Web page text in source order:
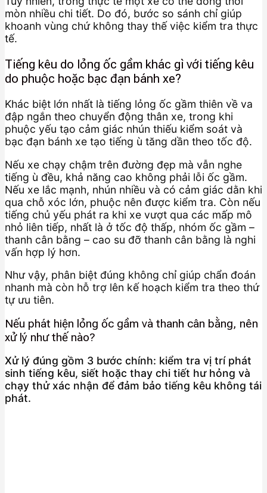
mòn nhiều chi tiết. Do đó, bước so sánh chỉ giúp
khoanh vùng chứ không thay thế việc kiểm tra thực
tế.
Tiếng kêu do lỏng ốc gầm khác gì với tiếng kêu
do phuộc hoặc bạc đạn bánh xe?
Khác biệt lớn nhất là tiếng lỏng ốc gầm thiên về va
đập ngắn theo chuyển động thân xe, trong khi
phuộc yếu tạo cảm giác nhún thiếu kiểm soát và
bạc đạn bánh xe tạo tiếng ù tăng dần theo tốc độ.
Nếu xe chạy chậm trên đường đẹp mà vẫn nghe
tiếng ù đều, khả năng cao không phải lỗi ốc gầm.
Nếu xe lắc mạnh, nhún nhiều và có cảm giác dằn khi
qua chỗ xóc lớn, phuộc nên được kiểm tra. Còn nếu
tiếng chủ yếu phát ra khi xe vượt qua các mấp mô
nhỏ liên tiếp, nhất là ở tốc độ thấp, nhóm ốc gầm –
thanh cân bằng – cao su đỡ thanh cân bằng là nghi
vấn hợp lý hơn.
Như vậy, phân biệt đúng không chỉ giúp chẩn đoán
nhanh mà còn hỗ trợ lên kế hoạch kiểm tra theo thứ
tự ưu tiên.
Nếu phát hiện lỏng ốc gầm và thanh cân bằng, nên
xử lý như thế nào?
Xử lý đúng gồm 3 bước chính: kiểm tra vị trí phát
sinh tiếng kêu, siết hoặc thay chi tiết hư hỏng và
chạy thử xác nhận để đảm bảo tiếng kêu không tái
phát.